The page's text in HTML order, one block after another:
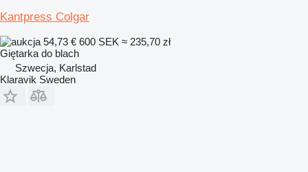
Kantpress Colgar
54,73 € 600 SEK ≈ 235,70 zł
Giętarka do blach
Szwecja, Karlstad
Klaravik Sweden